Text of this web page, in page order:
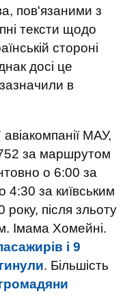
пов'язаними з
тексти щодо
стороні
досі це
в
МАУ,
за маршрутом
о 6:00 за
4:30 за київським
після зльоту
Імама Хомейні.
і 9
. Більшість